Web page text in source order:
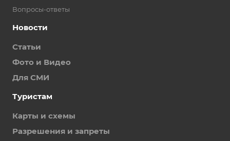
Вопросы-ответы
Новости
Статьи
Фото и Видео
Для СМИ
Туристам
Карты и схемы
Разрешения и запреты